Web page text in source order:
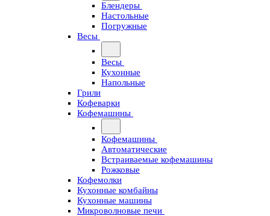
Блендеры
Настольные
Погружные
Весы
Весы
Кухонные
Напольные
Грили
Кофеварки
Кофемашины
Кофемашины
Автоматические
Встраиваемые кофемашины
Рожковые
Кофемолки
Кухонные комбайны
Кухонные машины
Микроволновые печи